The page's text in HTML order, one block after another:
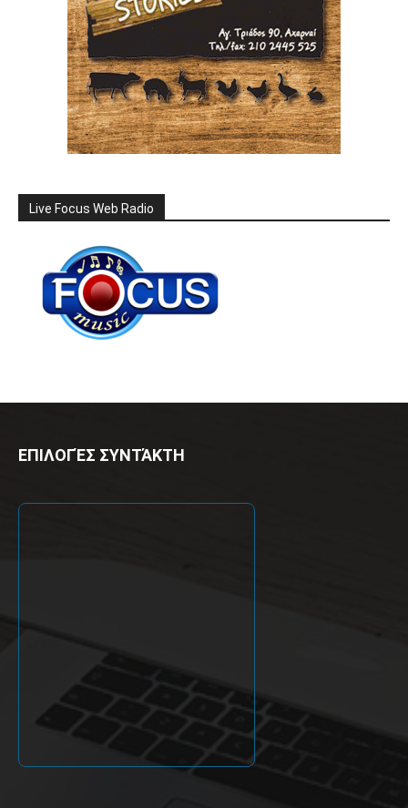
Live Focus Web Radio
ΕΠΙΛΟΓΈΣ ΣΥΝΤΆΚΤΗ